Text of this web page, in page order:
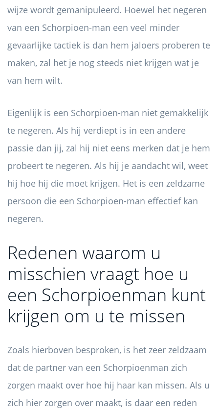
wijze wordt gemanipuleerd. Hoewel het negeren
van een Schorpioen-man een veel minder
gevaarlijke tactiek is dan hem jaloers proberen te
maken, zal het je nog steeds niet krijgen wat je
van hem wilt.
Eigenlijk is een Schorpioen-man niet gemakkelijk
te negeren. Als hij verdiept is in een andere
passie dan jij, zal hij niet eens merken dat je hem
probeert te negeren. Als hij je aandacht wil, weet
hij hoe hij die moet krijgen. Het is een zeldzame
persoon die een Schorpioen-man effectief kan
negeren.
Redenen waarom u
misschien vraagt ​​hoe u
een Schorpioenman kunt
krijgen om u te missen
Zoals hierboven besproken, is het zeer zeldzaam
dat de partner van een Schorpioenman zich
zorgen maakt over hoe hij haar kan missen. Als u
zich hier zorgen over maakt, is daar een reden